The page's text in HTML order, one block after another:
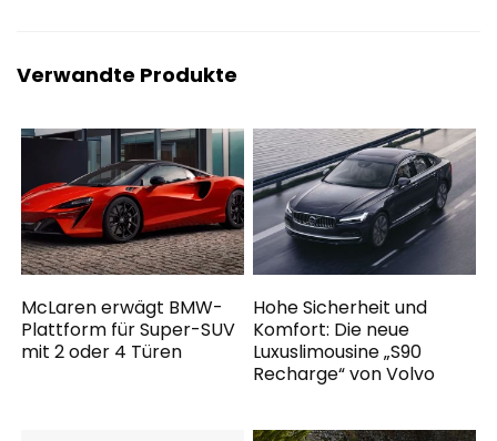
Verwandte Produkte
McLaren erwägt BMW-
Plattform für Super-SUV
mit 2 oder 4 Türen
Hohe Sicherheit und
Komfort: Die neue
Luxuslimousine „S90
Recharge“ von Volvo